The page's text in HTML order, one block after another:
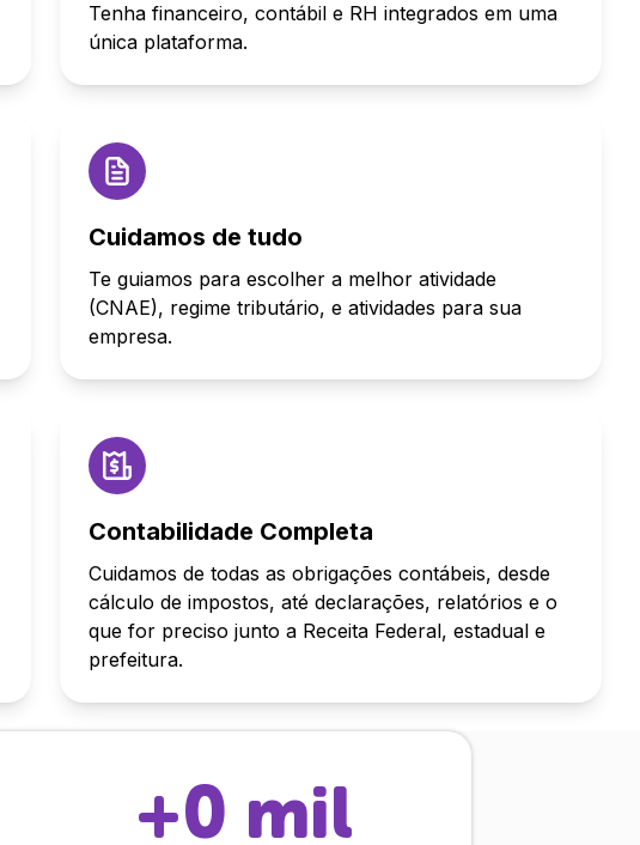
Tenha financeiro, contábil e RH integrados em uma
única plataforma.
Cuidamos de tudo
Te guiamos para escolher a melhor atividade
(CNAE), regime tributário, e atividades para sua
empresa.
Contabilidade Completa
Cuidamos de todas as obrigações contábeis, desde
cálculo de impostos, até declarações, relatórios e o
que for preciso junto a Receita Federal, estadual e
prefeitura.
+0 mil